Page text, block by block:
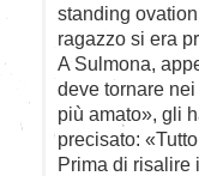
standing
ragazzo si era
A Sulmona,
deve tornare
più amato», gli
precisato:
Prima di risalire